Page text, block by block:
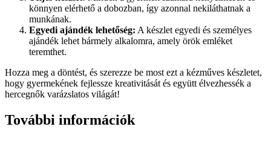
könnyen elérhető a dobozban, így azonnal nekiláthatnak a
munkának.
Egyedi ajándék lehetőség: A készlet egyedi és személyes
ajándék lehet bármely alkalomra, amely örök emléket
teremthet.
Hozza meg a döntést, és szerezze be most ezt a kézműves készletet,
hogy gyermekének fejlessze kreativitását és együtt élvezhessék a
hercegnők varázslatos világát!
További információk